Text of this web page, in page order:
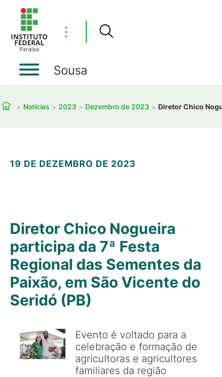
⋮
Sousa
Notícias 2023 Dezembro de 2023 Diretor Chico
19 DE DEZEMBRO DE 2023
Diretor Chico Nogueira
participa da 7ª Festa
Regional das Sementes da
Paixão, em São Vicente do
Seridó (PB)
Evento é voltado para a
celebração e formação de
agricultoras e agricultores
familiares da região